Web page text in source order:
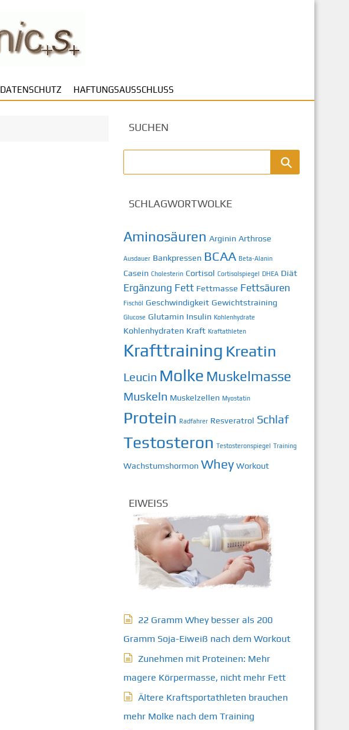
DATENSCHUTZ HAFTUNGSAUSSCHLUSS
SUCHEN
SCHLAGWORTWOLKE
Aminosäuren Arginin Arthrose
Ausdauer Bankpressen BCAA Beta-Alanin
Casein Cholesterin Cortisol Cortisolspiegel DHEA Diät
Ergänzung Fett Fettmasse Fettsäuren
Fischöl Geschwindigkeit Gewichtstraining
Glucose Glutamin Insulin Kohlenhydrate
Kohlenhydraten Kraft Kraftathleten
Krafttraining Kreatin
Leucin Molke Muskelmasse
Muskeln Muskelzellen Myostatin
Protein Radfahrer Resveratrol Schlaf
Testosteron Testosteronspiegel Training
Wachstumshormon Whey Workout
EIWEISS
22 Gramm Whey besser als 200
Gramm Soja-Eiweiß nach dem Workout
Zunehmen mit Proteinen: Mehr
magere Körpermasse, nicht mehr Fett
Ältere Kraftsportathleten brauchen
mehr Molke nach dem Training